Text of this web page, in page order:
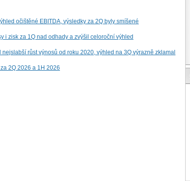
očištěné EBITDA, výsledky za 2Q byly smíšené
i zisk za 1Q nad odhady a zvýšil celoroční výhled
růst výnosů od roku 2020, výhled na 3Q výrazně zklamal
2Q 2026 a 1H 2026